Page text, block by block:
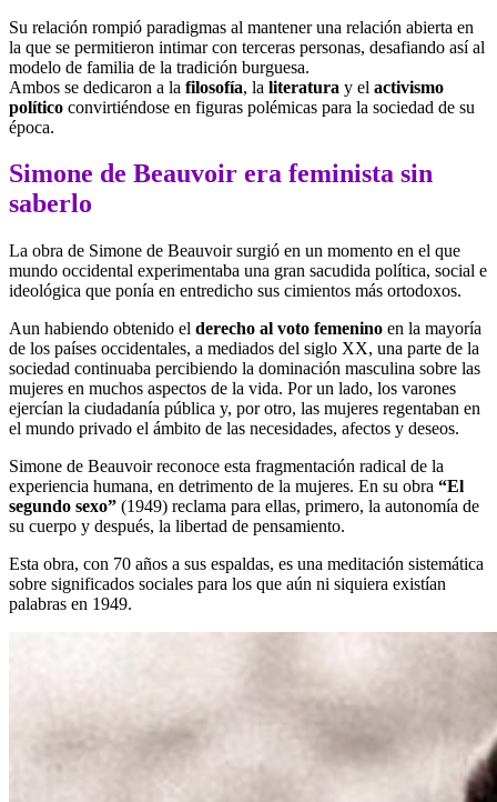
Su relación rompió paradigmas al mantener una relación abierta en
la que se permitieron intimar con terceras personas, desafiando así al
modelo de familia de la tradición burguesa.
Ambos se dedicaron a la filosofía, la literatura y el activismo
político convirtiéndose en figuras polémicas para la sociedad de su
época.
Simone de Beauvoir era feminista sin
saberlo
La obra de Simone de Beauvoir surgió en un momento en el que
mundo occidental experimentaba una gran sacudida política, social e
ideológica que ponía en entredicho sus cimientos más ortodoxos.
Aun habiendo obtenido el derecho al voto femenino en la mayoría
de los países occidentales, a mediados del siglo XX, una parte de la
sociedad continuaba percibiendo la dominación masculina sobre las
mujeres en muchos aspectos de la vida. Por un lado, los varones
ejercían la ciudadanía pública y, por otro, las mujeres regentaban en
el mundo privado el ámbito de las necesidades, afectos y deseos.
Simone de Beauvoir reconoce esta fragmentación radical de la
experiencia humana, en detrimento de la mujeres. En su obra “El
segundo sexo” (1949) reclama para ellas, primero, la autonomía de
su cuerpo y después, la libertad de pensamiento.
Esta obra, con 70 años a sus espaldas, es una meditación sistemática
sobre significados sociales para los que aún ni siquiera existían
palabras en 1949.